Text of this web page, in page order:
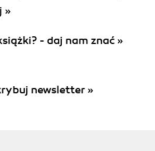
»
- daj nam znać »
newsletter »